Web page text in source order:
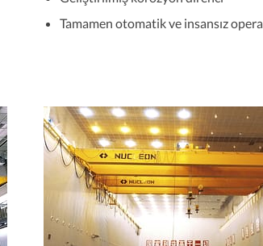
Tamamen otomatik ve insansız